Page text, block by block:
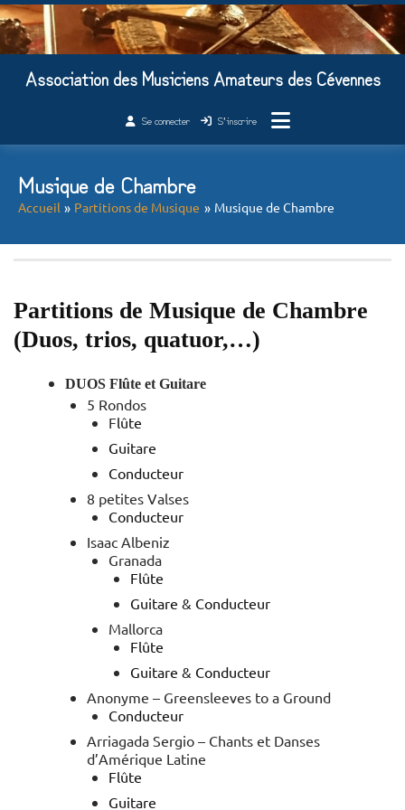
Association des Musiciens Amateurs des Cévennes
Se connecter S’inscrire
Musique de Chambre
Accueil Partitions de Musique Musique de Chambre
Partitions de Musique de Chambre
(Duos, trios, quatuor,…)
DUOS Flûte et Guitare
5 Rondos
Flûte
Guitare
Conducteur
8 petites Valses
Conducteur
Isaac Albeniz
Granada
Flûte
Guitare & Conducteur
Mallorca
Flûte
Guitare & Conducteur
Anonyme – Greensleeves to a Ground
Conducteur
Arriagada Sergio – Chants et Danses
d’Amérique Latine
Flûte
Guitare